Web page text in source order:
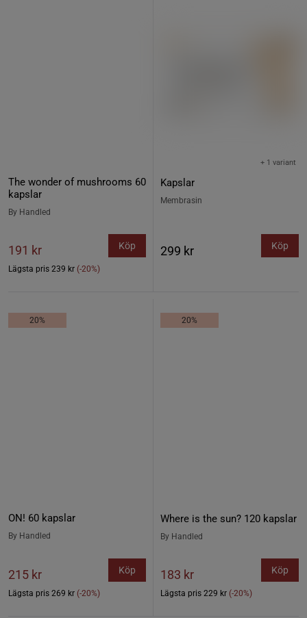
The wonder of mushrooms 60
kapslar
By Handled
191 kr
Lägsta pris 239 kr (-20%)
Köp
Kapslar
+ 1 variant
Membrasin
299 kr Köp
20%
ON! 60 kapslar
By Handled
215 kr
Lägsta pris 269 kr (-20%)
Köp
20%
Where is the sun? 120 kapslar
By Handled
183 kr
Lägsta pris 229 kr (-20%)
Köp